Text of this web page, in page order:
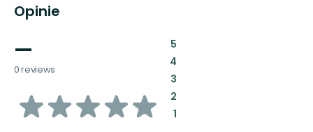
Opinie
—
0 reviews
z
5:
4:
3:
2:
1: